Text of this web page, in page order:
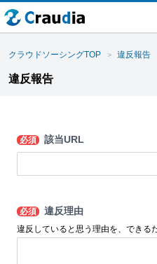
クラウドソーシングTOP 違反報告
違反報告
必須 該当URL
必須 違反理由
違反していると思う理由を、できる